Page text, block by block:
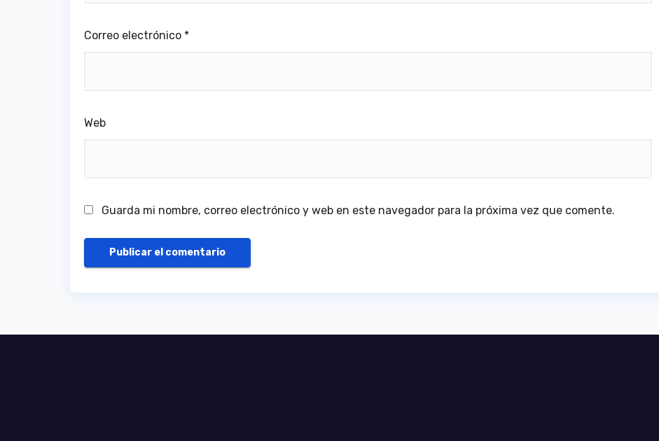
Correo electrónico *
Web
Guarda mi nombre, correo electrónico y web en este navegador para la próxima vez que comente.